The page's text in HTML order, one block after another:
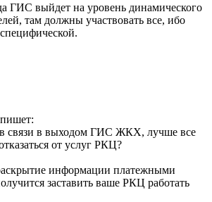
ГИС выйдет на уровень динамического
там должны участвовать все, ибо
пишет:
в связи в выходом ГИС ЖКХ, лучше все
от услуг РКЦ?
информации платежными
заставить ваше РКЦ работать